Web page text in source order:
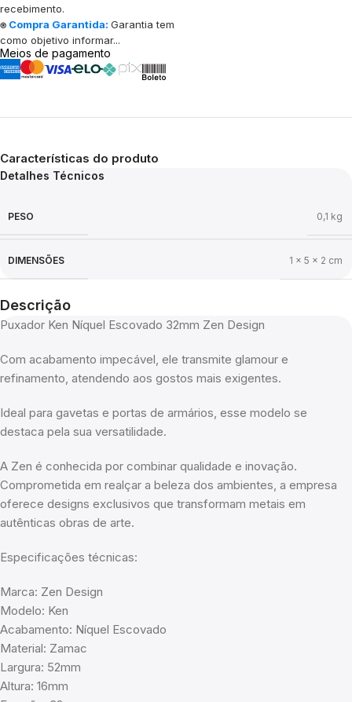
recebimento.
⍟ Compra Garantida: Garantia tem
como objetivo informar...
Meios de pagamento
Características do produto
Detalhes Técnicos
PESO 0,1 kg
DIMENSÕES 1 × 5 × 2 cm
Descrição
Puxador Ken Níquel Escovado 32mm Zen Design
Com acabamento impecável, ele transmite glamour e
refinamento, atendendo aos gostos mais exigentes.
Ideal para gavetas e portas de armários, esse modelo se
destaca pela sua versatilidade.
A Zen é conhecida por combinar qualidade e inovação.
Comprometida em realçar a beleza dos ambientes, a empresa
oferece designs exclusivos que transformam metais em
autênticas obras de arte.
Especificações técnicas:
Marca: Zen Design
Modelo: Ken
Acabamento: Níquel Escovado
Material: Zamac
Largura: 52mm
Altura: 16mm